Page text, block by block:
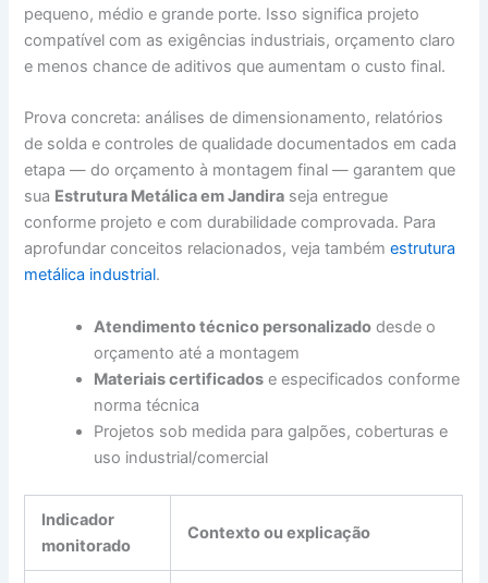
pequeno, médio e grande porte. Isso significa projeto
compatível com as exigências industriais, orçamento claro
e menos chance de aditivos que aumentam o custo final.
Prova concreta: análises de dimensionamento, relatórios
de solda e controles de qualidade documentados em cada
etapa — do orçamento à montagem final — garantem que
sua Estrutura Metálica em Jandira seja entregue
conforme projeto e com durabilidade comprovada. Para
aprofundar conceitos relacionados, veja tambémestrutura
metálica industrial.
Atendimento técnico personalizado desde o
orçamento até a montagem
Materiais certificados e especificados conforme
norma técnica
Projetos sob medida para galpões, coberturas e
uso industrial/comercial
Indicador
monitorado
Contexto ou explicação